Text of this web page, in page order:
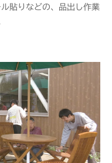
貼りなどの、品出し作業